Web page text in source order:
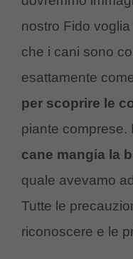
nostro Fido voglia
che i cani sono
esattamente
per scoprire le
piante comprese.
cane mangia la
quale avevamo
Tutte le
riconoscere e le